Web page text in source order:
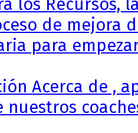
los Recursos,
de mejora
para
Acerca de ,